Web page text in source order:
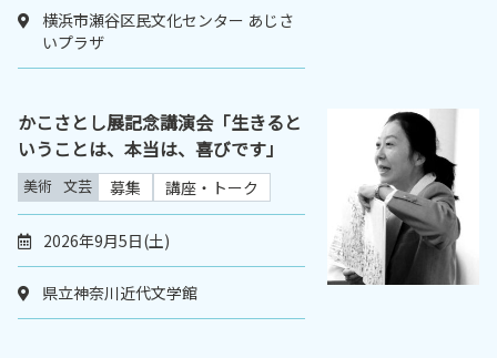
横浜市瀬谷区民文化センター あじさ
いプラザ
かこさとし展記念講演会「生きると
いうことは、本当は、喜びです」
美術 文芸 募集 講座・トーク
2026年9月5日(土)
県立神奈川近代文学館